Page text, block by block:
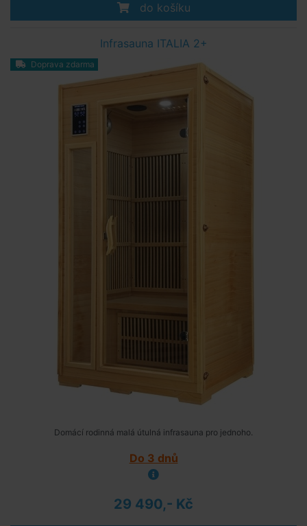
do košíku
Infrasauna ITALIA 2+
Doprava zdarma
Domácí rodinná malá útulná infrasauna pro jednoho.
Do 3 dnů
29 490,- Kč